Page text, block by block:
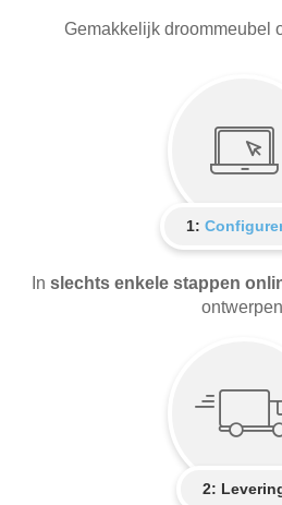
Gemakkelijk droommeubel
1:
In slechts enkele stappen
2: